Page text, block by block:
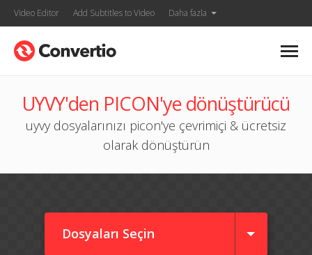
Video Editor Add Subtitles to Video Daha fazla
UYVY'den PICON'ye dönüştürücü
uyvy dosyalarınızı picon'ye çevrimiçi & ücretsiz
olarak dönüştürün
Dosyaları Seçin